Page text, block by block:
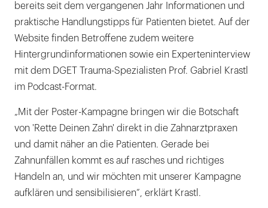
bereits seit dem vergangenen Jahr Informationen und
praktische Handlungstipps für Patienten bietet. Auf der
Website finden Betroffene zudem weitere
Hintergrundinformationen sowie ein Experteninterview
mit dem DGET Trauma-Spezialisten Prof. Gabriel Krastl
im Podcast-Format.
„Mit der Poster-Kampagne bringen wir die Botschaft
von 'Rette Deinen Zahn' direkt in die Zahnarztpraxen
und damit näher an die Patienten. Gerade bei
Zahnunfällen kommt es auf rasches und richtiges
Handeln an, und wir möchten mit unserer Kampagne
aufklären und sensibilisieren“, erklärt Krastl.